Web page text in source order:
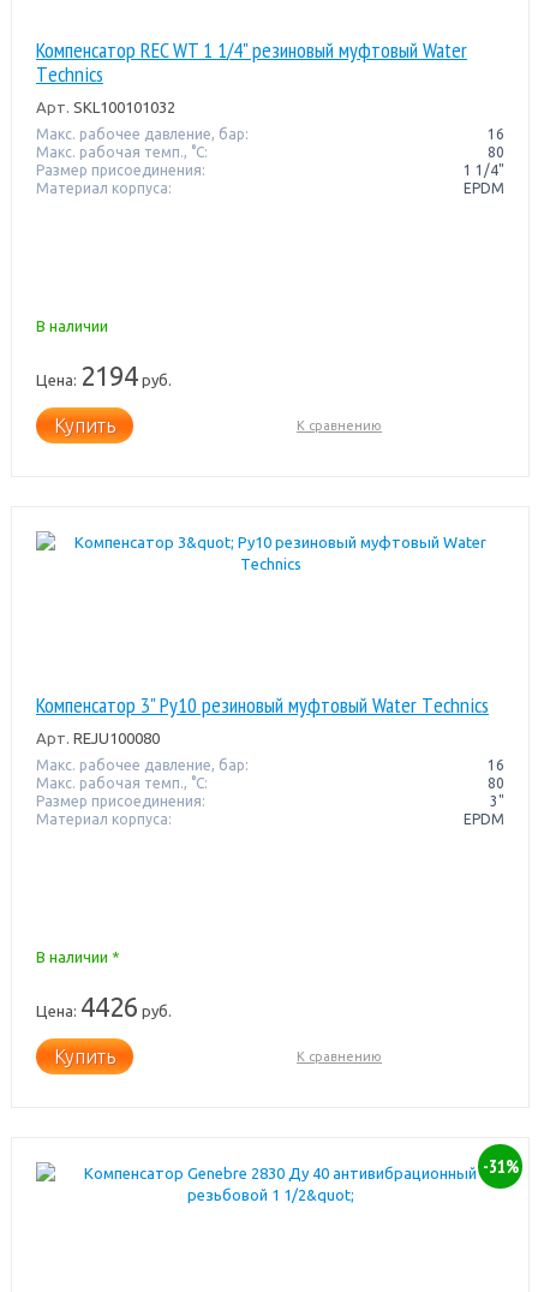
Компенсатор REC WT 1 1/4" резиновый муфтовый Water
Тechnics
Арт. SKL100101032
Макс. рабочее давление, бар:
16
Макс. рабочая темп., °С:
80
Размер присоединения:
1 1/4"
Материал корпуса:
EPDM
В наличии
Цена: 2194руб.
Купить К сравнению
Компенсатор 3" Pу10 резиновый муфтовый Water Тechnics
Арт. REJU100080
Макс. рабочее давление, бар:
16
Макс. рабочая темп., °С:
80
Размер присоединения:
3"
Материал корпуса:
EPDM
В наличии *
Цена: 4426 руб.
Купить К сравнению
-31%